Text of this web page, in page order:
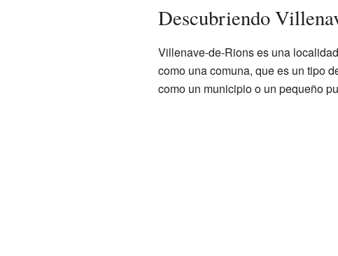
Descubriendo
Villenave-de-Rions es una
como una comuna, que es un tipo
como un municipio o un pequeño